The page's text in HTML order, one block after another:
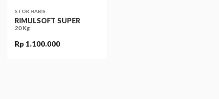
STOK HABIS
RIMULSOFT SUPER
20 Kg
Rp 1.100.000